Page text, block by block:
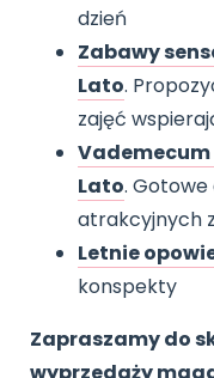
dzień
Zabawy
Lato.
zajęć
Lato.
atrakcyjnych
Letnie
konspekty
Zapraszamy do